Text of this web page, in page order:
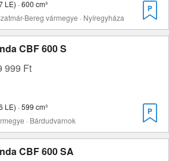
LE) · 600 cm³
Bereg vármegye · Nyíregyháza
CBF 600 S
999 Ft
LE) · 599 cm³
· Bárdudvarnok
CBF 600 SA